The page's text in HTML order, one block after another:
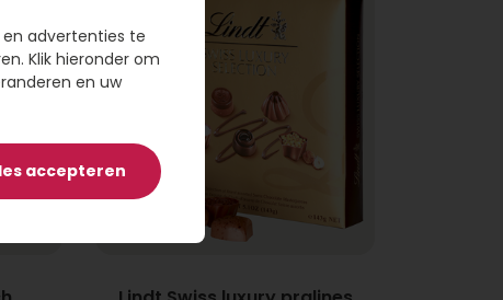
en advertenties te
Klik hieronder om
en uw
accepteren